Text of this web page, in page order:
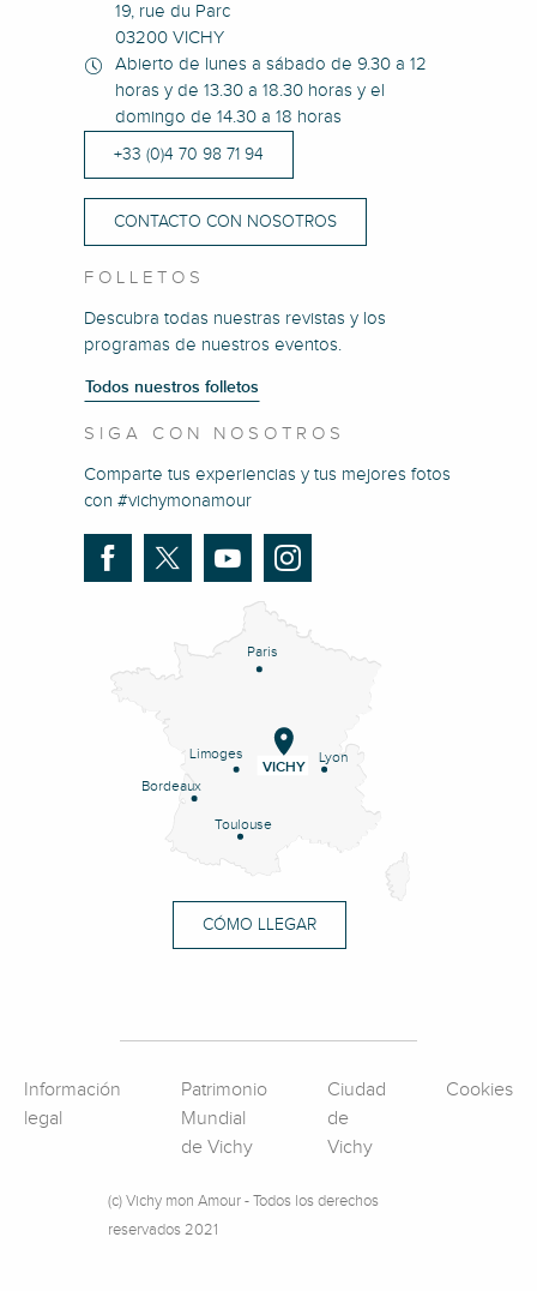
19, rue du Parc
03200 VICHY
Abierto de lunes a sábado de 9.30 a 12
horas y de 13.30 a 18.30 horas y el
domingo de 14.30 a 18 horas
+33 (0)4 70 98 71 94
CONTACTO CON NOSOTROS
FOLLETOS
Descubra todas nuestras revistas y los
programas de nuestros eventos.
Todos nuestros folletos
SIGA CON NOSOTROS
Comparte tus experiencias y tus mejores fotos
con #vichymonamour
Paris
Lyon
Limoges
Bordeaux
Toulouse
VICHY
CÓMO LLEGAR
Información
legal
Patrimonio
Mundial
de Vichy
Ciudad
de
Vichy
Cookies
(c) Vichy mon Amour - Todos los derechos
reservados 2021